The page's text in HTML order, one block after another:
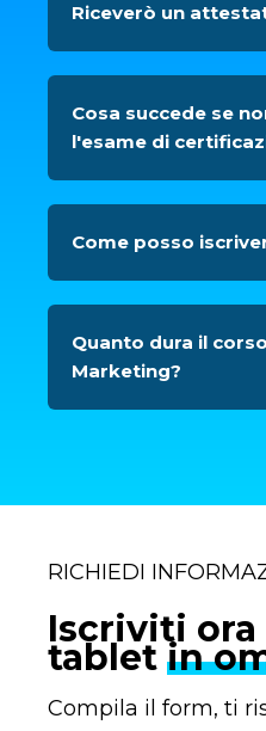
Riceverò un
Cosa succede se
l'esame di
Come posso
Quanto dura il
Marketing?
RICHIEDI
Iscriviti
tablet in
Compila il form, ti